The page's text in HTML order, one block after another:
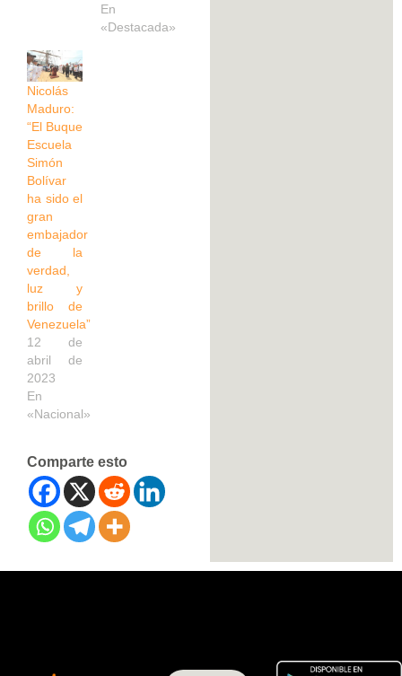
En
«Destacada»
Nicolás
Maduro:
“El Buque
Escuela
Simón
Bolívar
ha sido el
gran
embajador
de la
verdad,
luz y
brillo de
Venezuela”
12 de
abril de
2023
En
«Nacional»
Comparte esto